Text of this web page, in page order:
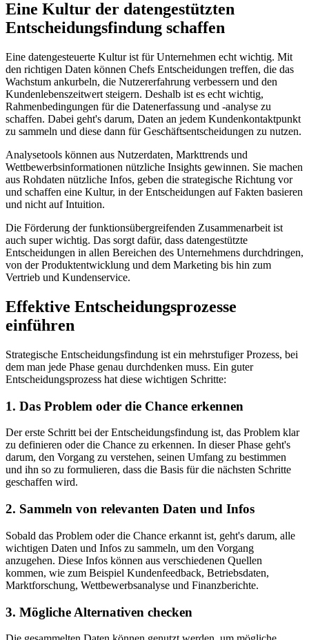
Eine Kultur der datengestützten
Entscheidungsfindung schaffen
Eine datengesteuerte Kultur ist für Unternehmen echt wichtig. Mit
den richtigen Daten können Chefs Entscheidungen treffen, die das
Wachstum ankurbeln, die Nutzererfahrung verbessern und den
Kundenlebenszeitwert steigern. Deshalb ist es echt wichtig,
Rahmenbedingungen für die Datenerfassung und -analyse zu
schaffen. Dabei geht's darum, Daten an jedem Kundenkontaktpunkt
zu sammeln und diese dann für Geschäftsentscheidungen zu nutzen.
Analysetools können aus Nutzerdaten, Markttrends und
Wettbewerbsinformationen nützliche Insights gewinnen. Sie machen
aus Rohdaten nützliche Infos, geben die strategische Richtung vor
und schaffen eine Kultur, in der Entscheidungen auf Fakten basieren
und nicht auf Intuition.
Die Förderung der funktionsübergreifenden Zusammenarbeit ist
auch super wichtig. Das sorgt dafür, dass datengestützte
Entscheidungen in allen Bereichen des Unternehmens durchdringen,
von der Produktentwicklung und dem Marketing bis hin zum
Vertrieb und Kundenservice.
Effektive Entscheidungsprozesse
einführen
Strategische Entscheidungsfindung ist ein mehrstufiger Prozess, bei
dem man jede Phase genau durchdenken muss. Ein guter
Entscheidungsprozess hat diese wichtigen Schritte:
1. Das Problem oder die Chance erkennen
Der erste Schritt bei der Entscheidungsfindung ist, das Problem klar
zu definieren oder die Chance zu erkennen. In dieser Phase geht's
darum, den Vorgang zu verstehen, seinen Umfang zu bestimmen
und ihn so zu formulieren, dass die Basis für die nächsten Schritte
geschaffen wird.
2. Sammeln von relevanten Daten und Infos
Sobald das Problem oder die Chance erkannt ist, geht's darum, alle
wichtigen Daten und Infos zu sammeln, um den Vorgang
anzugehen. Diese Infos können aus verschiedenen Quellen
kommen, wie zum Beispiel Kundenfeedback, Betriebsdaten,
Marktforschung, Wettbewerbsanalyse und Finanzberichte.
3. Mögliche Alternativen checken